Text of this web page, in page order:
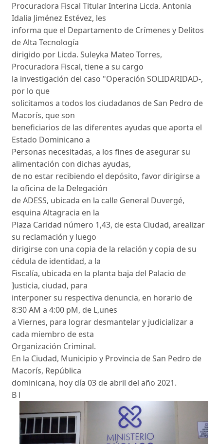
Procuradora Fiscal Titular Interina Licda. Antonia
Idalia Jiménez Estévez, les
informa que el Departamento de Crímenes y Delitos
de Alta Tecnología
dirigido por Licda. Suleyka Mateo Torres,
Procuradora Fiscal, tiene a su cargo
la investigación del caso "Operación SOLIDARIDAD-,
por lo que
solicitamos a todos los ciudadanos de San Pedro de
Macorís, que son
beneficiarios de las diferentes ayudas que aporta el
Estado Dominicano a
Personas necesitadas, a los fines de asegurar su
alimentación con dichas ayudas,
de no estar recibiendo el depósito, favor dirigirse a
la oficina de la Delegación
de ADESS, ubicada en la calle General Duvergé,
esquina Altagracia en la
Plaza Caridad número 1,43, de esta Ciudad, arealizar
su reclamación y luego
dirigirse con una copia de la relación y copia de su
cédula de identidad, a la
Fiscalía, ubicada en la planta baja del Palacio de
]usticia, ciudad, para
interponer su respectiva denuncia, en horario de
8:30 AM a 4:00 pM, de L,unes
a Viernes, para lograr desmantelar y judicializar a
cada miembro de esta
Organización Criminal.
En la Ciudad, Municipio y Provincia de San Pedro de
Macorís, República
dominicana, hoy día 03 de abril del año 2021.
B l